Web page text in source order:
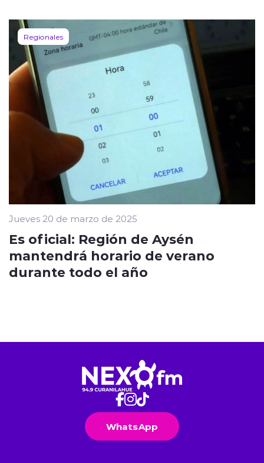
Regionales
Jueves 20 de marzo de 2025
Es oficial: Región de Aysén
mantendrá horario de verano
durante todo el año
WhatsApp